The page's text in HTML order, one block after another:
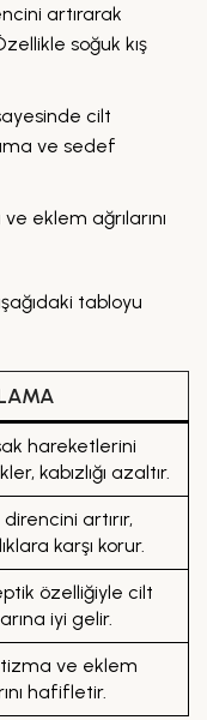
artırarak
soğuk kış
cilt
ve sedef
eklem ağrılarını
tabloyu
hareketlerini
kabızlığı azaltır.
artırır,
karşı korur.
özelliğiyle cilt
iyi gelir.
ve eklem
hafifletir.